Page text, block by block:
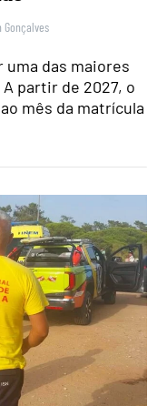
Gonçalves
uma das maiores
partir de 2027, o
mês da matrícula